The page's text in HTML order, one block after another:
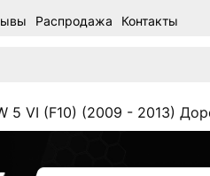
Распродажа Контакты
5 VI (F10) (2009 - 2013)